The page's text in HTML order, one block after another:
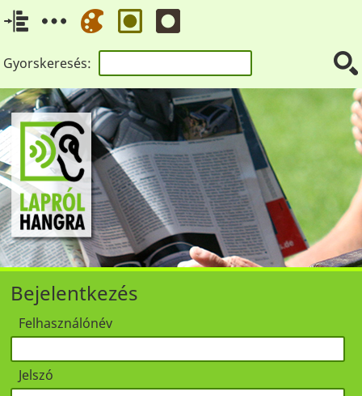
Gyorskeresés:
Bejelentkezés
Felhasználónév
Jelszó